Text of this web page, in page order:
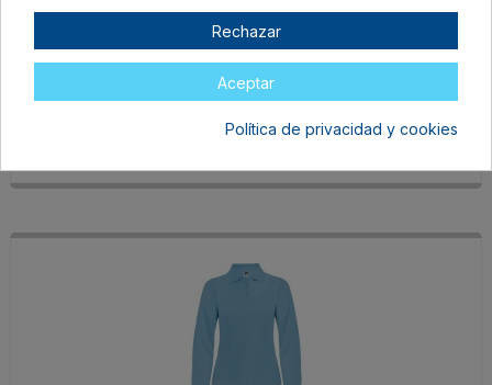
PO66360205
ROYAL
15,75 €
Rechazar
Aceptar
Política de privacidad y cookies